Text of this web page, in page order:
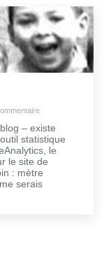
– existe
statistique
le
le site de
: mètre
serais